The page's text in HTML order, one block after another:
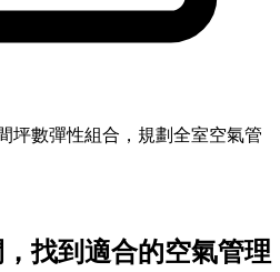
坪數彈性組合，規劃全室空氣管
找到適合的空氣管理